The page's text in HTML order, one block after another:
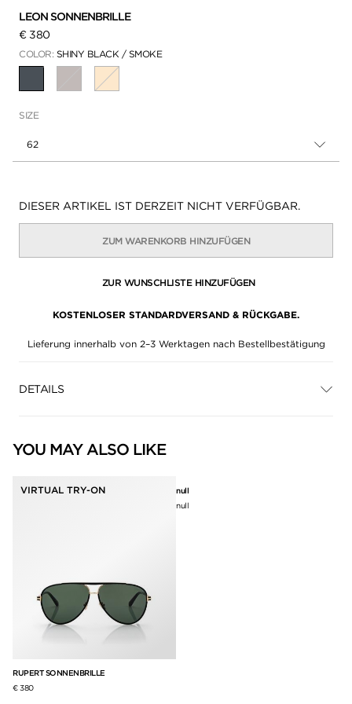
LEON SONNENBRILLE
€ 380
COLOR: SHINY BLACK / SMOKE
SIZE
62
Verfügbarkeit:
DIESER ARTIKEL IST DERZEIT NICHT VERFÜGBAR.
ZUM WARENKORB HINZUFÜGEN
ZUR WUNSCHLISTE HINZUFÜGEN
KOSTENLOSER STANDARDVERSAND & RÜCKGABE.
Lieferung innerhalb von 2–3 Werktagen nach Bestellbestätigung
DETAILS
YOU MAY ALSO LIKE
VIRTUAL TRY-ON
RUPERT SONNENBRILLE
€ 380
null
null